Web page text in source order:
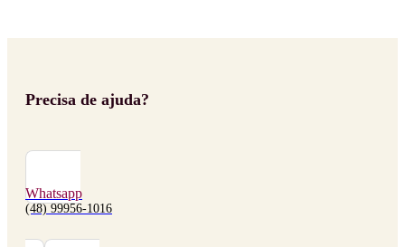
Precisa de ajuda?
Whatsapp
(48) 99956-1016